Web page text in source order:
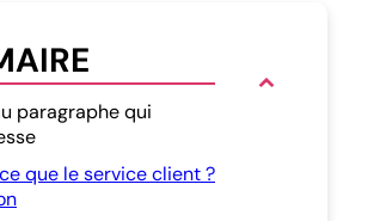
paragraphe qui
que le service client ?